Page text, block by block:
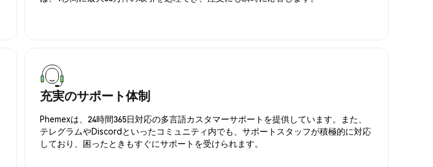
充実のサポート体制
Phemexは、24時間365日対応の多言語カスタマーサポートを提供しています。また、
テレグラムやDiscordといったコミュニティ内でも、サポートスタッフが積極的に対応
しており、困ったときもすぐにサポートを受けられます。